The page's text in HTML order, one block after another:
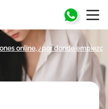
online, ¿por donde empiezo?